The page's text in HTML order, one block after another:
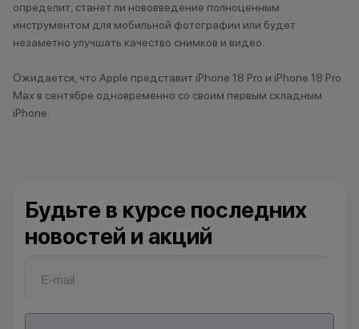
определит, станет ли нововведение полноценным
инструментом для мобильной фотографии или будет
незаметно улучшать качество снимков и видео.
Ожидается, что Apple представит iPhone 18 Pro и iPhone 18 Pro
Max в сентябре одновременно со своим первым складным
iPhone.
Будьте в курсе последних
новостей и акций